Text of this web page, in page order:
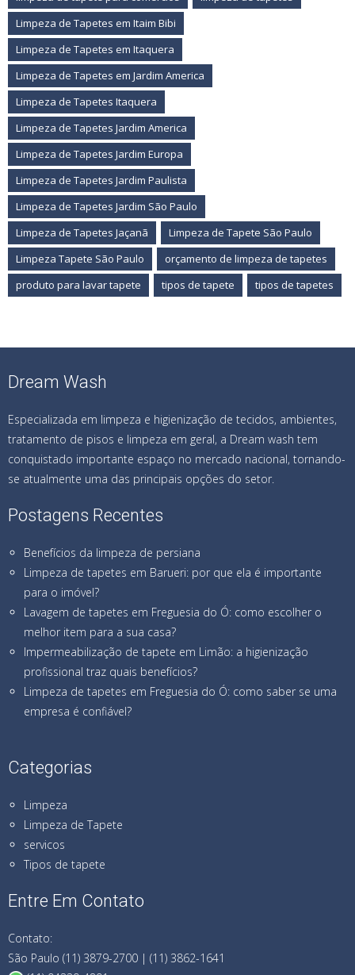
Limpeza de Tapetes em Itaim Bibi
Limpeza de Tapetes em Itaquera
Limpeza de Tapetes em Jardim America
Limpeza de Tapetes Itaquera
Limpeza de Tapetes Jardim America
Limpeza de Tapetes Jardim Europa
Limpeza de Tapetes Jardim Paulista
Limpeza de Tapetes Jardim São Paulo
Limpeza de Tapetes Jaçanã
Limpeza de Tapete São Paulo
Limpeza Tapete São Paulo
orçamento de limpeza de tapetes
produto para lavar tapete
tipos de tapete tipos de tapetes
Dream Wash
Especializada em limpeza e higienização de tecidos, ambientes,
tratamento de pisos e limpeza em geral, a Dream wash tem
conquistado importante espaço no mercado nacional, tornando-
se atualmente uma das principais opções do setor.
Postagens Recentes
Benefícios da limpeza de persiana
Limpeza de tapetes em Barueri: por que ela é importante
para o imóvel?
Lavagem de tapetes em Freguesia do Ó: como escolher o
melhor item para a sua casa?
Impermeabilização de tapete em Limão: a higienização
profissional traz quais benefícios?
Limpeza de tapetes em Freguesia do Ó: como saber se uma
empresa é confiável?
Categorias
Limpeza
Limpeza de Tapete
servicos
Tipos de tapete
Entre Em Contato
Contato:
São Paulo (11) 3879-2700 | (11) 3862-1641